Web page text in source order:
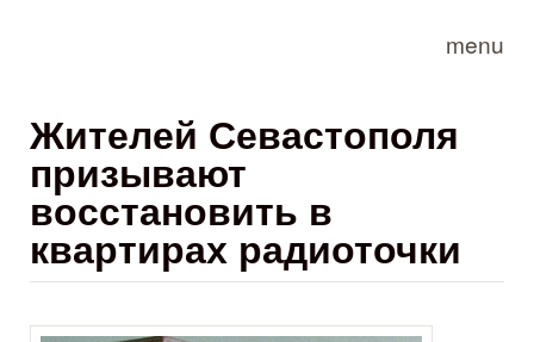
menu
Жителей Севастополя
призывают
восстановить в
квартирах радиоточки